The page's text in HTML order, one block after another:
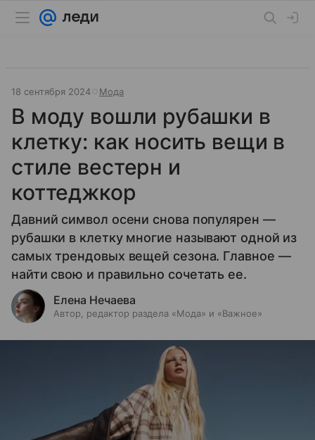
18 сентября 2024 Мода
В моду вошли рубашки в
клетку: как носить вещи в
стиле вестерн и
коттеджкор
Давний символ осени снова популярен —
рубашки в клетку многие называют одной из
самых трендовых вещей сезона. Главное —
найти свою и правильно сочетать ее.
Елена Нечаева
Автор, редактор раздела «Мода» и «Важное»